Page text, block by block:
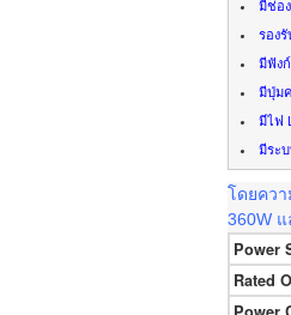
มีช่อ
รองรั
มีฟัง
มีปุ่ม
มีไฟ
มีระ
โดยควา
360W
Power
Rated